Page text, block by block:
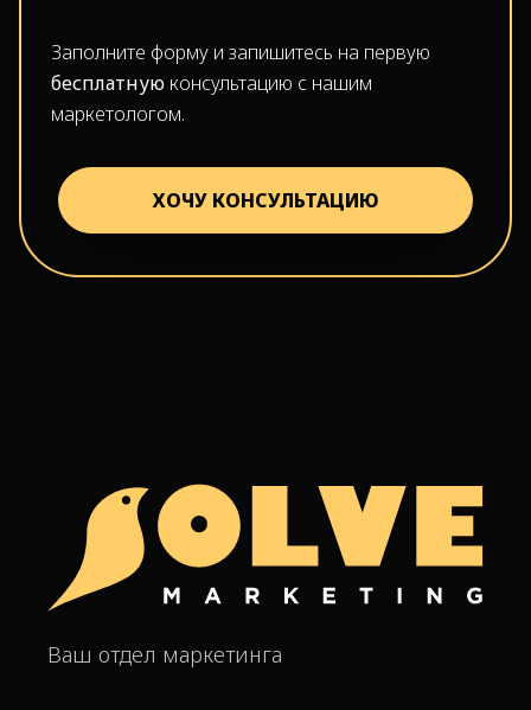
Заполните форму и запишитесь на первую
бесплатную консультацию с нашим
маркетологом.
ХОЧУ КОНСУЛЬТАЦИЮ
Ваш отдел маркетинга